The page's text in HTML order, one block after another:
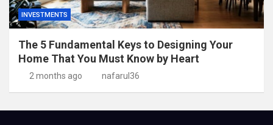
INVESTMENTS
The 5 Fundamental Keys to Designing Your
Home That You Must Know by Heart
2 months ago nafarul36